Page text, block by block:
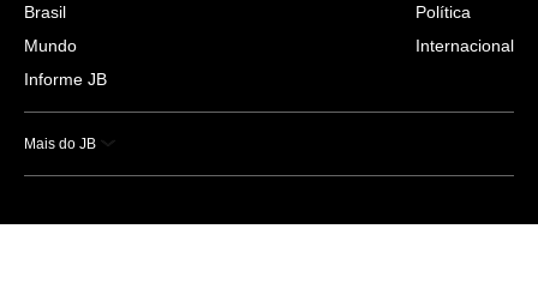
Brasil
Mundo
Informe JB
Política
Internacional
Mais do JB
Esportes